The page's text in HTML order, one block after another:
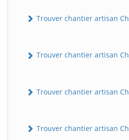
Trouver chantier artisan
Trouver chantier artisan
Trouver chantier artisan
Trouver chantier artisan